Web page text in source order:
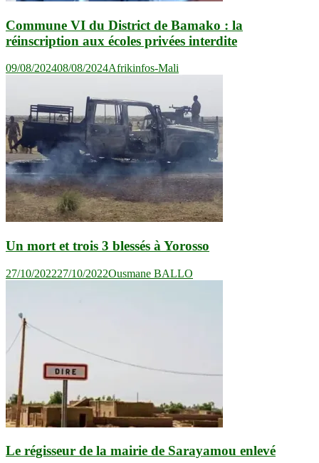
Commune VI du District de Bamako : la
réinscription aux écoles privées interdite
09/08/202408/08/2024Afrikinfos-Mali
Un mort et trois 3 blessés à Yorosso
27/10/202227/10/2022Ousmane BALLO
Le régisseur de la mairie de Sarayamou enlevé